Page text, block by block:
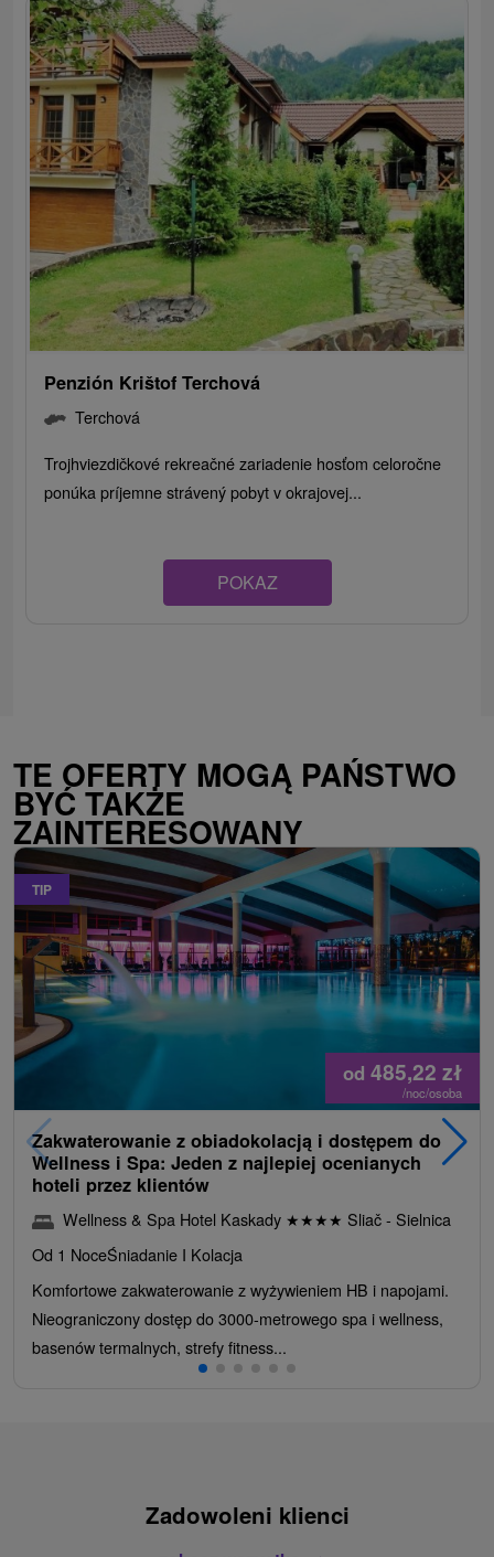
Penzión Krištof Terchová
Terchová
Trojhviezdičkové rekreačné zariadenie hosťom celoročne
ponúka príjemne strávený pobyt v okrajovej...
POKAZ
TE OFERTY MOGĄ PAŃSTWO
BYĆ TAKŻE
ZAINTERESOWANY
TIP
od 485,22 zł
/noc/osoba
Zakwaterowanie z obiadokolacją i dostępem do
Wellness i Spa: Jeden z najlepiej ocenianych
hoteli przez klientów
Wellness & Spa Hotel Kaskady ★★★★ Sliač - Sielnica
Od 1 NoceŚniadanie I Kolacja
Komfortowe zakwaterowanie z wyżywieniem HB i napojami.
Nieograniczony dostęp do 3000-metrowego spa i wellness,
basenów termalnych, strefy fitness...
Zadowoleni klienci